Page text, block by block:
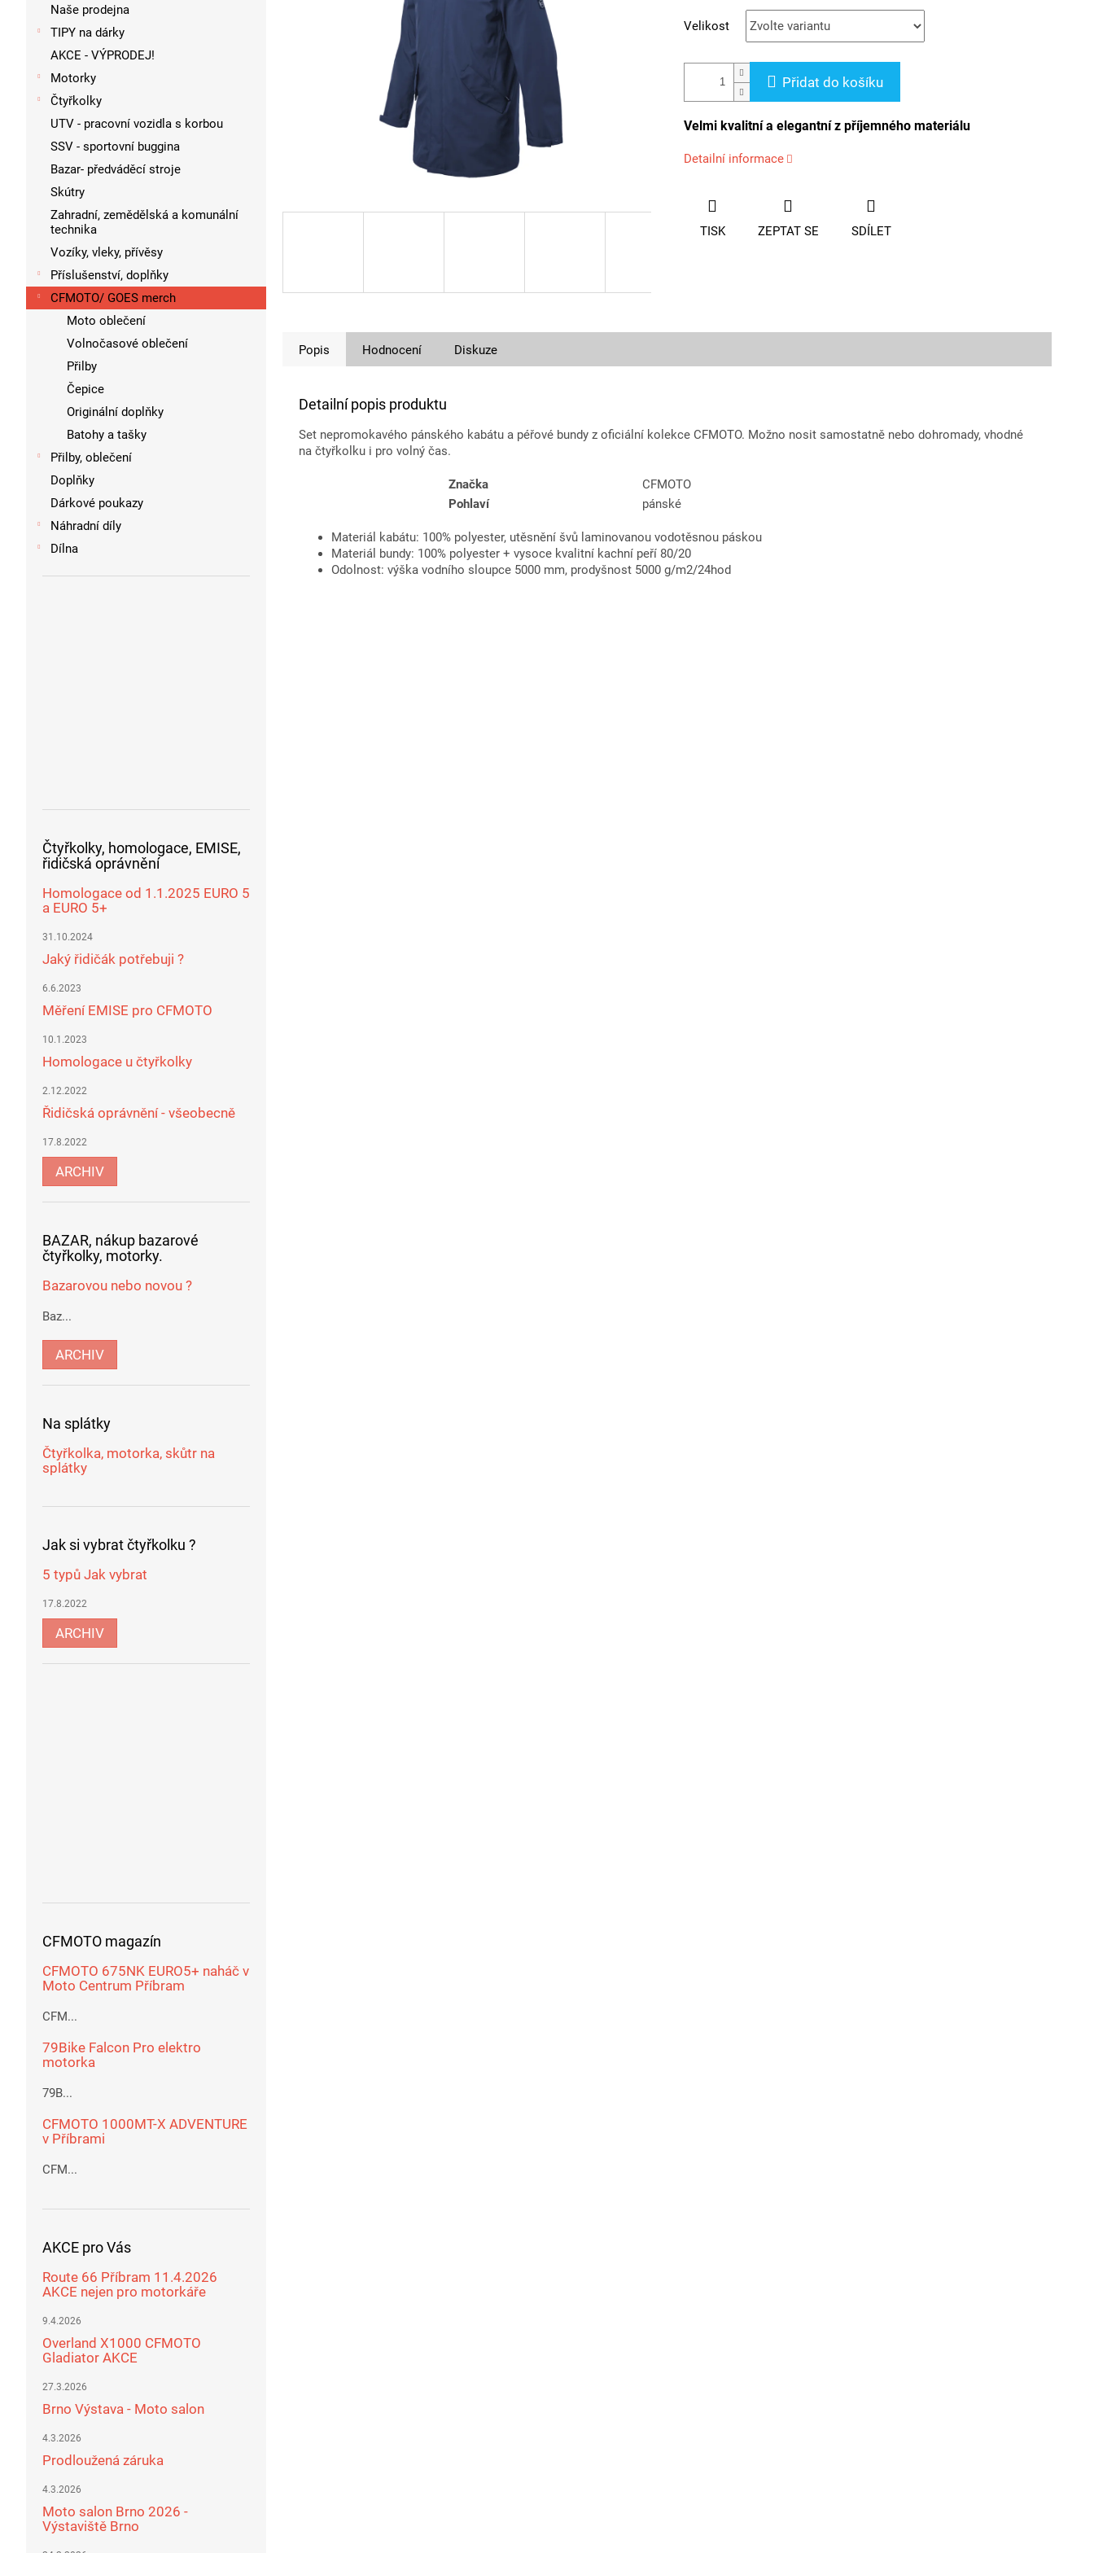
Naše prodejna
TIPY na dárky
AKCE - VÝPRODEJ!
Motorky
Čtyřkolky
UTV - pracovní vozidla s korbou
SSV - sportovní buggina
Bazar- předváděcí stroje
Skútry
Zahradní, zemědělská a komunální
technika
Vozíky, vleky, přívěsy
Příslušenství, doplňky
CFMOTO/ GOES merch
Moto oblečení
Volnočasové oblečení
Přilby
Čepice
Originální doplňky
Batohy a tašky
Přilby, oblečení
Doplňky
Dárkové poukazy
Náhradní díly
Dílna
Čtyřkolky, homologace, EMISE,
řidičská oprávnění
Homologace od 1.1.2025 EURO 5
a EURO 5+
31.10.2024
Jaký řidičák potřebuji ?
6.6.2023
Měření EMISE pro CFMOTO
10.1.2023
Homologace u čtyřkolky
2.12.2022
Řidičská oprávnění - všeobecně
17.8.2022
ARCHIV
BAZAR, nákup bazarové
čtyřkolky, motorky.
Bazarovou nebo novou ?
Baz...
ARCHIV
Na splátky
Čtyřkolka, motorka, skůtr na
splátky
Jak si vybrat čtyřkolku ?
5 typů Jak vybrat
17.8.2022
ARCHIV
CFMOTO magazín
CFMOTO 675NK EURO5+ naháč v
Moto Centrum Příbram
CFM...
79Bike Falcon Pro elektro
motorka
79B...
CFMOTO 1000MT-X ADVENTURE
v Příbrami
CFM...
AKCE pro Vás
Route 66 Příbram 11.4.2026
AKCE nejen pro motorkáře
9.4.2026
Overland X1000 CFMOTO
Gladiator AKCE
27.3.2026
Brno Výstava - Moto salon
4.3.2026
Prodloužená záruka
4.3.2026
Moto salon Brno 2026 -
Výstaviště Brno
Velikost
Přidat do košíku
Velmi kvalitní a elegantní z příjemného materiálu
Detailní informace
TISK ZEPTAT SE SDÍLET
Popis Hodnocení Diskuze
Detailní popis produktu
Set nepromokavého pánského kabátu a péřové bundy z oficiální kolekce CFMOTO. Možno nosit samostatně nebo dohromady, vhodné
na čtyřkolku i pro volný čas.
Značka
CFMOTO
Pohlaví
pánské
Materiál kabátu: 100% polyester, utěsnění švů laminovanou vodotěsnou páskou
Materiál bundy: 100% polyester + vysoce kvalitní kachní peří 80/20
Odolnost: výška vodního sloupce 5000 mm, prodyšnost 5000 g/m2/24hod